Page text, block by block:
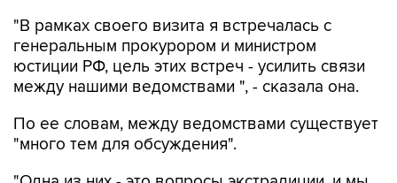
"В рамках своего визита я встречалась с
генеральным прокурором и министром
юстиции РФ, цель этих встреч - усилить связи
между нашими ведомствами ", - сказала она.
По ее словам, между ведомствами существует
"много тем для обсуждения".